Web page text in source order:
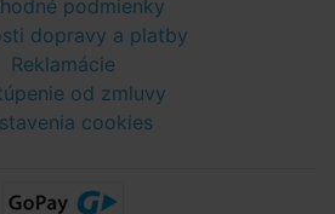
podmienky
dopravy a platby
Reklamácie
od zmluvy
cookies